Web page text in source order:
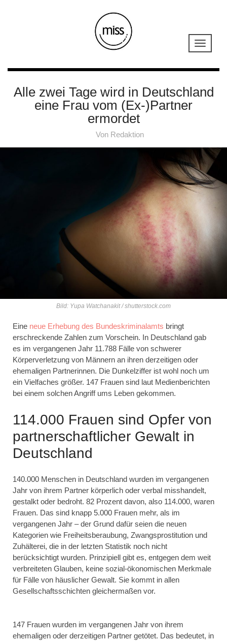
Alle zwei Tage wird in Deutschland
eine Frau vom (Ex-)Partner
ermordet
Von Redaktion
Bild: Yupa Watchanakit / shutterstock.com
Eine neue Erhebung des Bundeskriminalamts bringt
erschreckende Zahlen zum Vorschein. In Deutschland gab
es im vergangenen Jahr 11.788 Fälle von schwerer
Körperverletzung von Männern an ihren derzeitigen oder
ehemaligen Partnerinnen. Die Dunkelziffer ist wohl noch um
ein Vielfaches größer. 147 Frauen sind laut Medienberichten
bei einem solchen Angriff ums Leben gekommen.
114.000 Frauen sind Opfer von
partnerschaftlicher Gewalt in
Deutschland
140.000 Menschen in Deutschland wurden im vergangenen
Jahr von ihrem Partner körperlich oder verbal misshandelt,
gestalkt oder bedroht. 82 Prozent davon, also 114.000, waren
Frauen. Das sind knapp 5.000 Frauen mehr, als im
vergangenen Jahr – der Grund dafür seien die neuen
Kategorien wie Freiheitsberaubung, Zwangsprostitution und
Zuhälterei, die in der letzten Statistik noch nicht
berücksichtigt wurden. Prinzipiell gibt es, entgegen dem weit
verbreiteten Glauben, keine sozial-ökonomischen Merkmale
für Fälle von häuslicher Gewalt. Sie kommt in allen
Gesellschaftsschichten gleichermaßen vor.
147 Frauen wurden im vergangenen Jahr von ihrem
ehemaligen oder derzeitigen Partner getötet. Das bedeutet, in